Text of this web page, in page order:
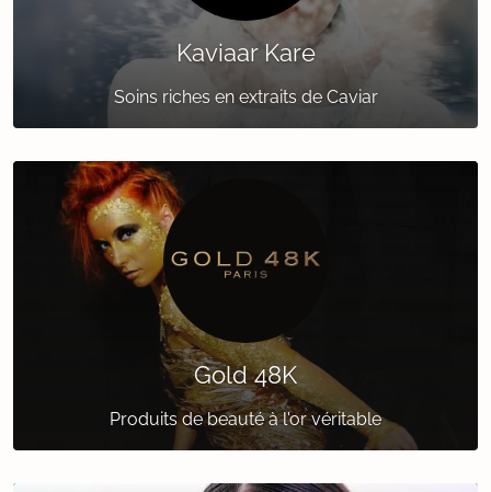
Kaviaar Kare
Soins riches en extraits de Caviar
Gold 48K
Produits de beauté à l'or véritable